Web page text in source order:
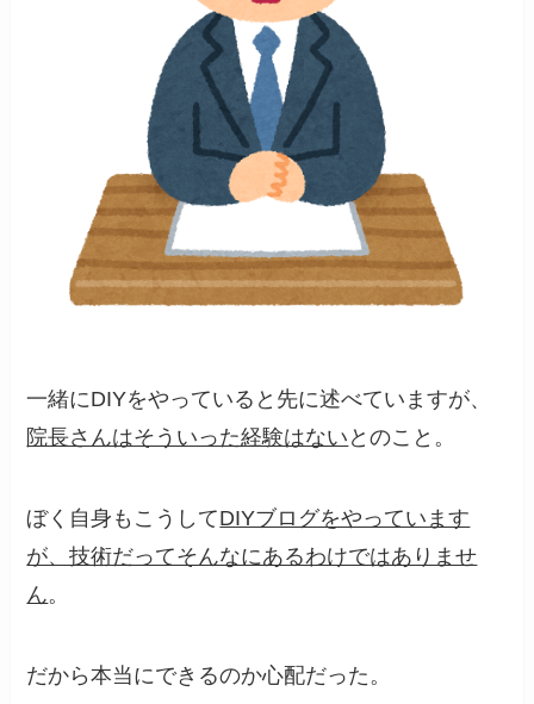
一緒にDIYをやっていると先に述べていますが、
院長さんはそういった経験はない とのこと。
ぼく自身もこうしてDIYブログをやっています
が、技術だってそんなにあるわけではありませ
ん。
だから本当にできるのか心配だった。